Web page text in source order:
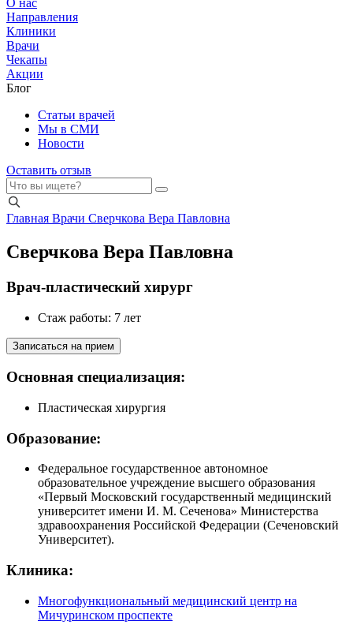
О нас
Направления
Клиники
Врачи
Чекапы
Акции
Блог
Статьи врачей
Мы в СМИ
Новости
Оставить отзыв
Главная Врачи Сверчкова Вера Павловна
Сверчкова Вера Павловна
Врач-пластический хирург
Стаж работы: 7 лет
Записаться на прием
Основная специализация:
Пластическая хирургия
Образование:
Федеральное государственное автономное
образовательное учреждение высшего образования
«Первый Московский государственный медицинский
университет имени И. М. Сеченова» Министерства
здравоохранения Российской Федерации (Сеченовский
Университет).
Клиника:
Многофункциональный медицинский центр на
Мичуринском проспекте